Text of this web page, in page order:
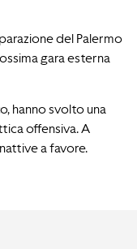
del Palermo
gara esterna
hanno svolto una
offensiva. A
a favore.